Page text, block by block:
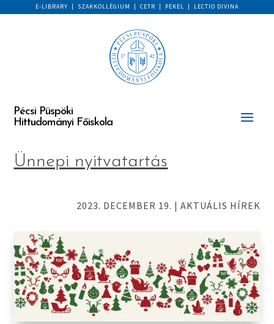
E-LIBRARY | SZAKKOLLÉGIUM | CETR | PEKEL | LECTIO DIVINA
Pécsi Püspöki
Hittudományi Főiskola
Ünnepi nyitvatartás
2023. DECEMBER 19. | AKTUÁLIS HÍREK